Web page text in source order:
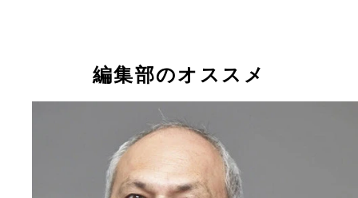
編集部のオススメ